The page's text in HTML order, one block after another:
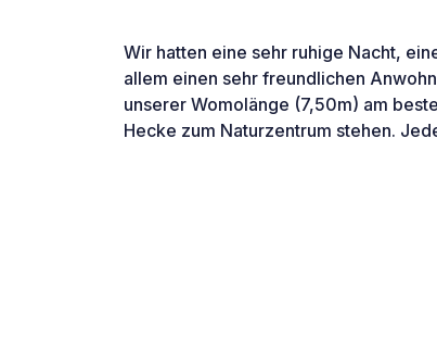
Wir hatten eine sehr ruhige Nacht,
allem einen sehr freundlichen
unserer Womolänge (7,50m) am
Hecke zum Naturzentrum stehen.